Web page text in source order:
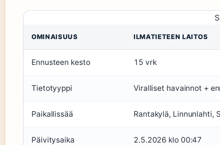
OMINAISUUS ILMATIETEEN LAITOS
Ennusteen kesto 15 vrk
Tietotyyppi Viralliset havainnot +
Paikallissää Rantakylä, Linnunlahti,
Päivitysaika 2.5.2026 klo 00:47